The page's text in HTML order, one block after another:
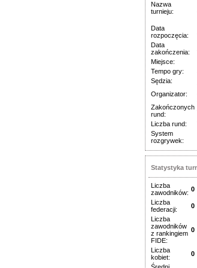
Nazwa
turnieju:
Data
rozpoczęcia:
Data
zakończenia:
Miejsce:
Tempo gry:
Sędzia:
Organizator:
Zakończonych
rund:
Liczba rund:
System
rozgrywek:
Statystyka
Liczba
zawodników: 0
Liczba
federacji:
0
Liczba
zawodników
z rankingiem
FIDE:
0
Liczba
kobiet:
0